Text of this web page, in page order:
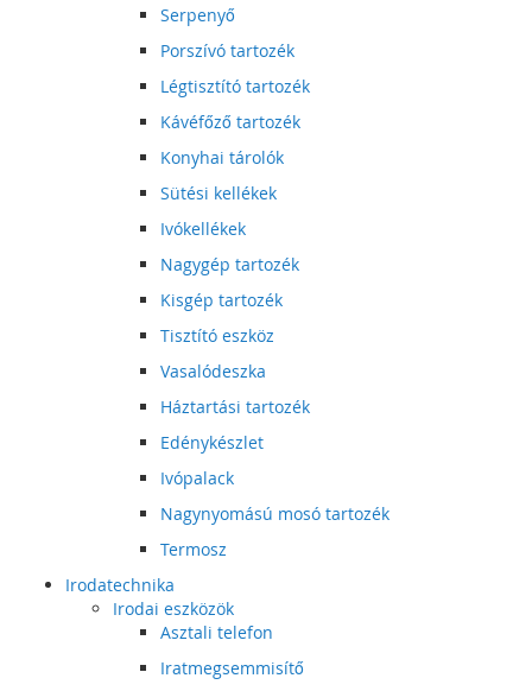
Serpenyő
Porszívó tartozék
Légtisztító tartozék
Kávéfőző tartozék
Konyhai tárolók
Sütési kellékek
Ivókellékek
Nagygép tartozék
Kisgép tartozék
Tisztító eszköz
Vasalódeszka
Háztartási tartozék
Edénykészlet
Ivópalack
Nagynyomású mosó tartozék
Termosz
Irodatechnika
Irodai eszközök
Asztali telefon
Iratmegsemmisítő